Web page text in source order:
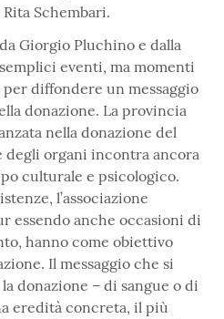
Schembari.
Giorgio Pluchino e dalla
eventi, ma momenti
diffondere un messaggio
donazione. La provincia
nella donazione del
degli organi incontra ancora
culturale e psicologico.
l’associazione
essendo anche occasioni di
hanno come obiettivo
Il messaggio che si
donazione – di sangue o di
eredità concreta, il più